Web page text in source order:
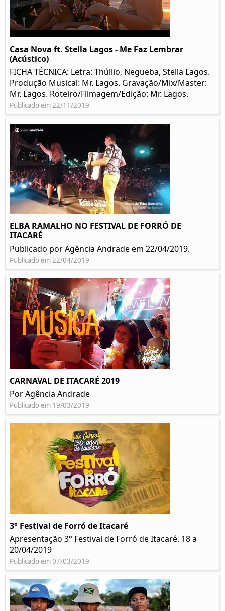
Casa Nova ft. Stella Lagos - Me Faz Lembrar
(Acústico)
FICHA TÉCNICA: Letra: Thúllio, Negueba, Stella Lagos.
Produção Musical: Mr. Lagos. Gravação/Mix/Master:
Mr. Lagos. Roteiro/Filmagem/Edição: Mr. Lagos.
Publicado em 22/11/2019
ELBA RAMALHO NO FESTIVAL DE FORRÓ DE
ITACARÉ
Publicado por Agência Andrade em 22/04/2019.
Publicado em 22/04/2019
CARNAVAL DE ITACARÉ 2019
Por Agência Andrade
Publicado em 19/03/2019
3° Festival de Forró de Itacaré
Apresentação 3° Festival de Forró de Itacaré. 18 a
20/04/2019
Publicado em 07/03/2019